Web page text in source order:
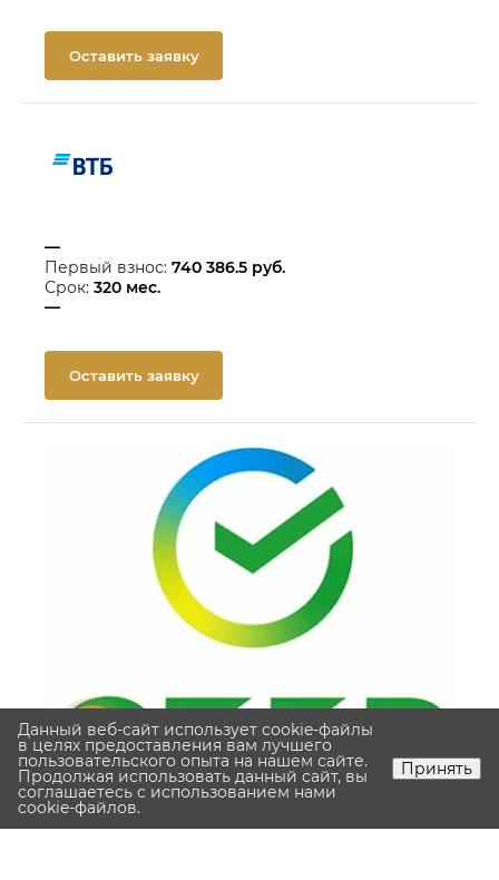
Оставить заявку
—
Первый взнос: 740 386.5 руб.
Срок: 320 мес.
—
Оставить заявку
Данный веб-сайт использует cookie-файлы
в целях предоставления вам лучшего
пользовательского опыта на нашем сайте.
Продолжая использовать данный сайт, вы
соглашаетесь с использованием нами
cookie-файлов.
Принять